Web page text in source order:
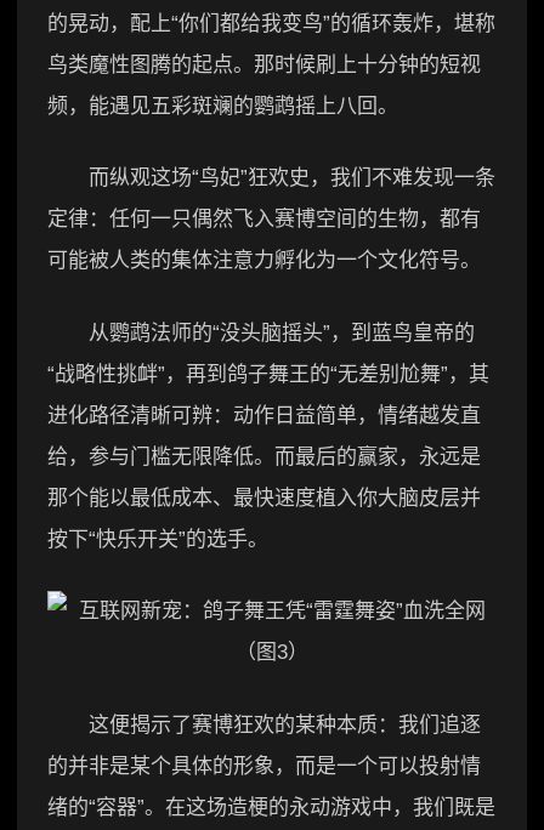
的晃动，配上“你们都给我变鸟”的循环轰炸，堪称
鸟类魔性图腾的起点。那时候刷上十分钟的短视
频，能遇见五彩斑斓的鹦鹉摇上八回。
而纵观这场“鸟妃”狂欢史，我们不难发现一条
定律：任何一只偶然飞入赛博空间的生物，都有
可能被人类的集体注意力孵化为一个文化符号。
从鹦鹉法师的“没头脑摇头”，到蓝鸟皇帝的
“战略性挑衅”，再到鸽子舞王的“无差别尬舞”，其
进化路径清晰可辨：动作日益简单，情绪越发直
给，参与门槛无限降低。而最后的赢家，永远是
那个能以最低成本、最快速度植入你大脑皮层并
按下“快乐开关”的选手。
这便揭示了赛博狂欢的某种本质：我们追逐
的并非是某个具体的形象，而是一个可以投射情
绪的“容器”。在这场造梗的永动游戏中，我们既是